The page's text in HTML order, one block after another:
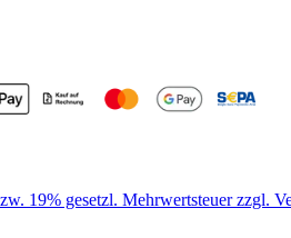
19% gesetzl. Mehrwertsteuer zzgl.